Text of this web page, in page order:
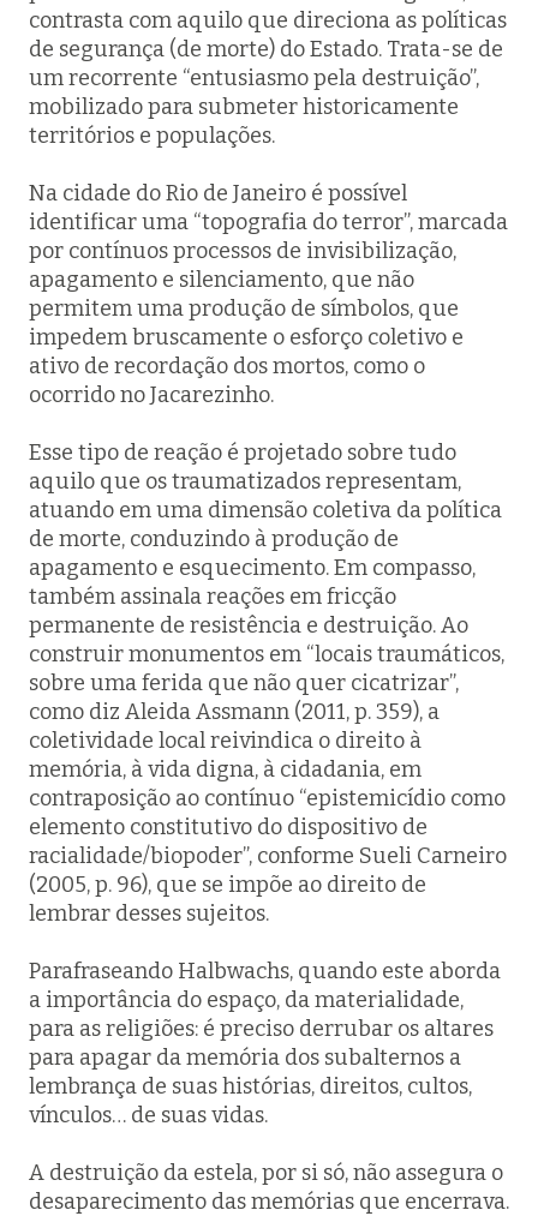
contrasta com aquilo que direciona as políticas
de segurança (de morte) do Estado. Trata-se de
um recorrente “entusiasmo pela destruição”,
mobilizado para submeter historicamente
territórios e populações.
Na cidade do Rio de Janeiro é possível
identificar uma “topografia do terror”, marcada
por contínuos processos de invisibilização,
apagamento e silenciamento, que não
permitem uma produção de símbolos, que
impedem bruscamente o esforço coletivo e
ativo de recordação dos mortos, como o
ocorrido no Jacarezinho.
Esse tipo de reação é projetado sobre tudo
aquilo que os traumatizados representam,
atuando em uma dimensão coletiva da política
de morte, conduzindo à produção de
apagamento e esquecimento. Em compasso,
também assinala reações em fricção
permanente de resistência e destruição. Ao
construir monumentos em “locais traumáticos,
sobre uma ferida que não quer cicatrizar”,
como diz Aleida Assmann (2011, p. 359), a
coletividade local reivindica o direito à
memória, à vida digna, à cidadania, em
contraposição ao contínuo “epistemicídio como
elemento constitutivo do dispositivo de
racialidade/biopoder”, conforme Sueli Carneiro
(2005, p. 96), que se impõe ao direito de
lembrar desses sujeitos.
Parafraseando Halbwachs, quando este aborda
a importância do espaço, da materialidade,
para as religiões: é preciso derrubar os altares
para apagar da memória dos subalternos a
lembrança de suas histórias, direitos, cultos,
vínculos… de suas vidas.
A destruição da estela, por si só, não assegura o
desaparecimento das memórias que encerrava.